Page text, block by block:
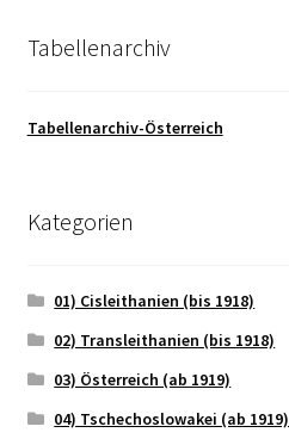
Tabellenarchiv
Tabellenarchiv-Österreich
Kategorien
01) Cisleithanien (bis 1918)
02) Transleithanien (bis 1918)
03) Österreich (ab 1919)
04) Tschechoslowakei (ab 1919)